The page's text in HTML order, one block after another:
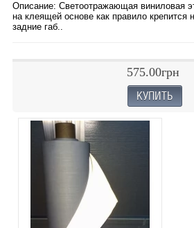
Описание: Светоотражающая виниловая
на клеящей основе как правило крепится
задние габ..
575.00грн